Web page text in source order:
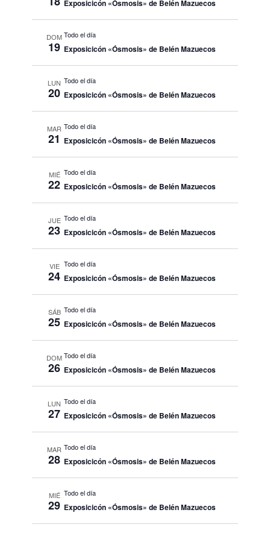
Exposicicón «Ósmosis» de Belén Mazuecos
DOM
19
Todo el día
Exposicicón «Ósmosis» de Belén Mazuecos
LUN
20
Todo el día
Exposicicón «Ósmosis» de Belén Mazuecos
MAR
21
Todo el día
Exposicicón «Ósmosis» de Belén Mazuecos
MIÉ
22
Todo el día
Exposicicón «Ósmosis» de Belén Mazuecos
JUE
23
Todo el día
Exposicicón «Ósmosis» de Belén Mazuecos
VIE
24
Todo el día
Exposicicón «Ósmosis» de Belén Mazuecos
SÁB
25
Todo el día
Exposicicón «Ósmosis» de Belén Mazuecos
DOM
26
Todo el día
Exposicicón «Ósmosis» de Belén Mazuecos
LUN
27
Todo el día
Exposicicón «Ósmosis» de Belén Mazuecos
MAR
28
Todo el día
Exposicicón «Ósmosis» de Belén Mazuecos
MIÉ
29
Todo el día
Exposicicón «Ósmosis» de Belén Mazuecos